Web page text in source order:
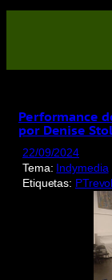
Saltar
conteúdo
Performance
por Denise
22/09/2024
Tema: Indymedia
Etiquetas: